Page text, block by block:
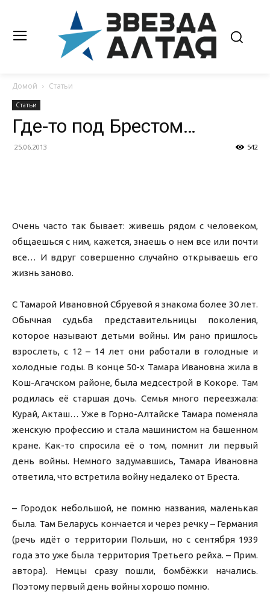
Домой Статьи
Статьи
Где-то под Брестом…
25.06.2013 542
Очень часто так бывает: живешь рядом с человеком,
общаешься с ним, кажется, знаешь о нем все или почти
все… И вдруг совершенно случайно открываешь его
жизнь заново.
С Тамарой Ивановной Сбруевой я знакома более 30 лет.
Обычная судьба представительницы поколения,
которое называют детьми войны. Им рано пришлось
взрослеть, с 12 – 14 лет они работали в голодные и
холодные годы. В конце 50-х Тамара Ивановна жила в
Кош-Агачском районе, была медсестрой в Кокоре. Там
родилась её старшая дочь. Семья много переезжала:
Курай, Акташ… Уже в Горно-Алтайске Тамара поменяла
женскую профессию и стала машинистом на башенном
кране. Как-то спросила её о том, помнит ли первый
день войны. Немного задумавшись, Тамара Ивановна
ответила, что встретила войну недалеко от Бреста.
– Городок небольшой, не помню названия, маленькая
была. Там Беларусь кончается и через речку – Германия
(речь идёт о территории Польши, но с сентября 1939
года это уже была территория Третьего рейха. – Прим.
автора). Немцы сразу пошли, бомбёжки начались.
Поэтому первый день войны хорошо помню.